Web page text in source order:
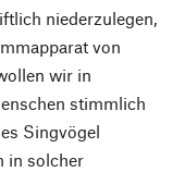
niederzulegen,
von
wir in
stimmlich
Singvögel
in solcher